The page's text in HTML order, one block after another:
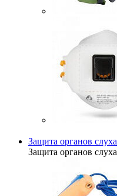
Защита органов слуха
Защита органов слуха